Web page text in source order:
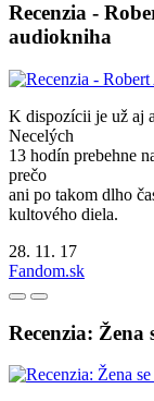
Recenzia -
audiokniha
K dispozícii je už aj
Necelých
13 hodín prebehne
prečo
ani po takom dlho
kultového diela.
28. 11. 17
Fandom.sk
Recenzia: Žena